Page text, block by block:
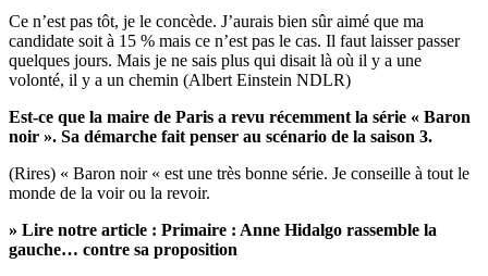
Ce n’est pas tôt, je le concède. J’aurais bien sûr aimé que ma
candidate soit à 15 % mais ce n’est pas le cas. Il faut laisser passer
quelques jours. Mais je ne sais plus qui disait là où il y a une
volonté, il y a un chemin (Albert Einstein NDLR)
Est-ce que la maire de Paris a revu récemment la série « Baron
noir ». Sa démarche fait penser au scénario de la saison 3.
(Rires) « Baron noir « est une très bonne série. Je conseille à tout le
monde de la voir ou la revoir.
» Lire notre article : Primaire : Anne Hidalgo rassemble la
gauche… contre sa proposition